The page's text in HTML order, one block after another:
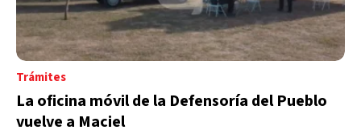
Trámites
La oficina móvil de la Defensoría del Pueblo
vuelve a Maciel